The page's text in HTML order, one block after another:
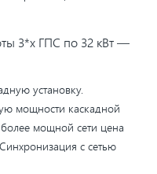
3*х ГПС по 32 кВт —
установку.
мощности каскадной
мощной сети цена
с сетью